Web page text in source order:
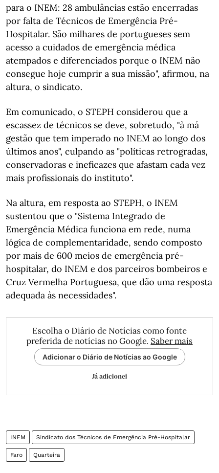
para o INEM: 28 ambulâncias estão encerradas
por falta de Técnicos de Emergência Pré-
Hospitalar. São milhares de portugueses sem
acesso a cuidados de emergência médica
atempados e diferenciados porque o INEM não
consegue hoje cumprir a sua missão", afirmou, na
altura, o sindicato.
Em comunicado, o STEPH considerou que a
escassez de técnicos se deve, sobretudo, "à má
gestão que tem imperado no INEM ao longo dos
últimos anos", culpando as "políticas retrogradas,
conservadoras e ineficazes que afastam cada vez
mais profissionais do instituto".
Na altura, em resposta ao STEPH, o INEM
sustentou que o "Sistema Integrado de
Emergência Médica funciona em rede, numa
lógica de complementaridade, sendo composto
por mais de 600 meios de emergência pré-
hospitalar, do INEM e dos parceiros bombeiros e
Cruz Vermelha Portuguesa, que dão uma resposta
adequada às necessidades".
Escolha o Diário de Notícias como fonte
preferida de notícias no Google. Saber mais
Adicionar o Diário de Notícias ao Google
Já adicionei
INEM Sindicato dos Técnicos de Emergência Pré-Hospitalar
Faro Quarteira